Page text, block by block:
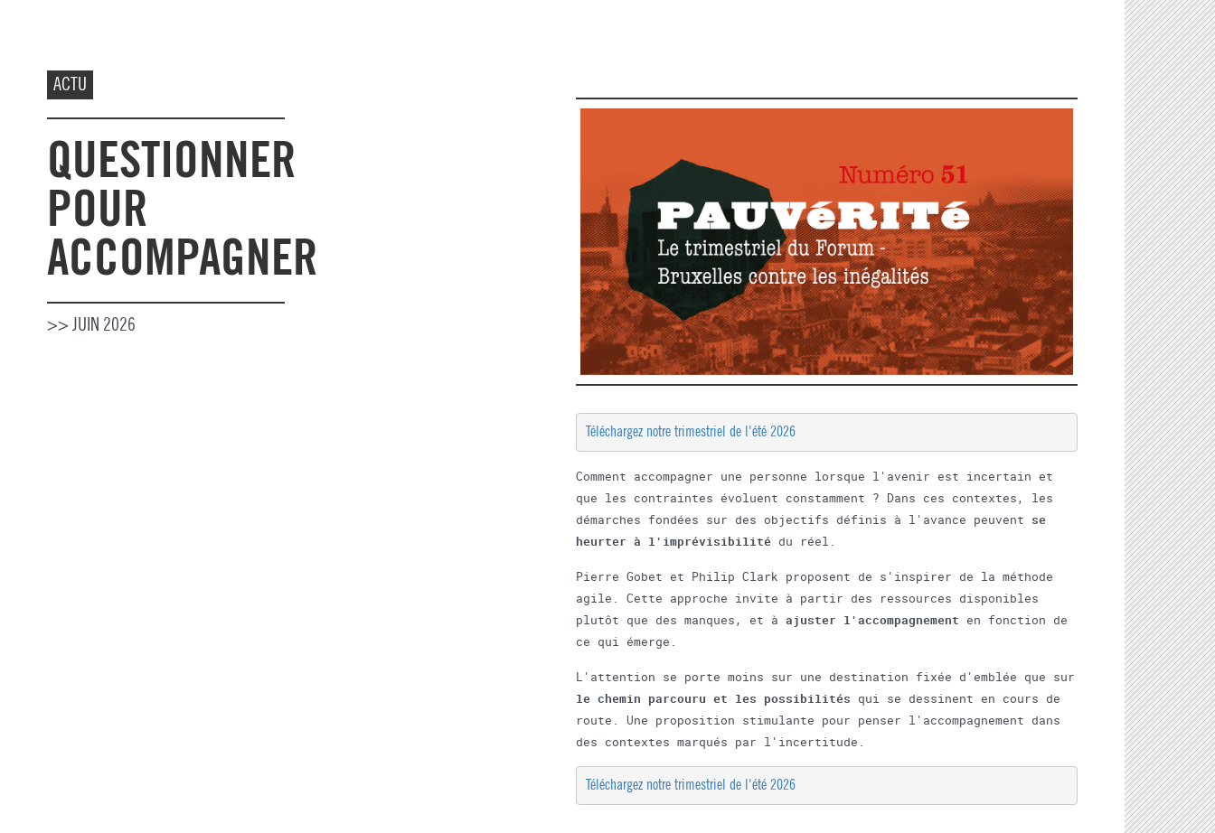
ACTU
QUESTIONNER
POUR
ACCOMPAGNER
>> JUIN 2026
Téléchargez notre trimestriel de l'été 2026
Comment accompagner une personne lorsque l'avenir est incertain et
que les contraintes évoluent constamment ? Dans ces contextes, les
démarches fondées sur des objectifs définis à l'avance peuvent se
heurter à l'imprévisibilité du réel.
Pierre Gobet et Philip Clark proposent de s'inspirer de la méthode
agile. Cette approche invite à partir des ressources disponibles
plutôt que des manques, et à ajuster l'accompagnement en fonction de
ce qui émerge.
L'attention se porte moins sur une destination fixée d'emblée que sur
le chemin parcouru et les possibilités qui se dessinent en cours de
route. Une proposition stimulante pour penser l'accompagnement dans
des contextes marqués par l'incertitude.
Téléchargez notre trimestriel de l'été 2026